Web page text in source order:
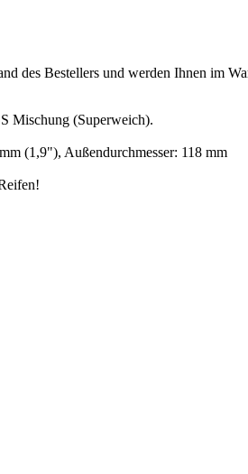
des Bestellers und werden Ihnen im
Mischung (Superweich).
(1,9"), Außendurchmesser: 118 mm